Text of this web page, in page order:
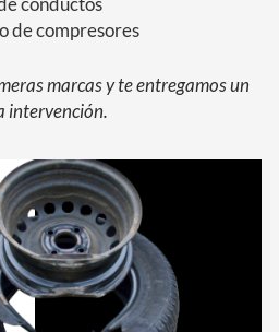
de compresores
marcas y te entregamos un
intervención.